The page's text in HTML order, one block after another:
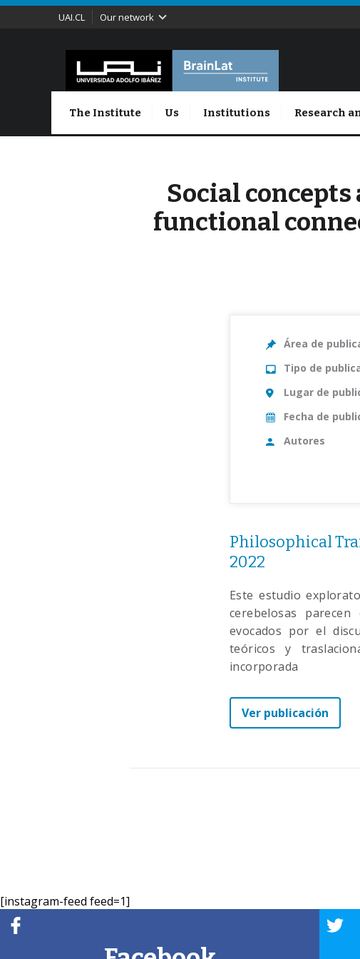
UAI.CL Our network
The Institute Us Institutions Research
Social
functional
Área de
Tipo de
Lugar de
Fecha de
Autores
Philosophical
2022
Este estudio
cerebelosas
evocados por el
teóricos y
incorporada
Ver publicación
[instagram-feed feed=1]